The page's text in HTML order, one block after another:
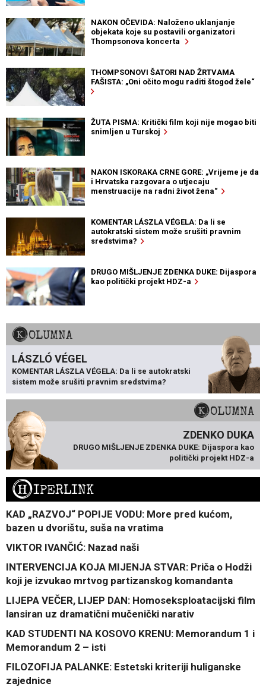
NAKON OČEVIDA: Naloženo uklanjanje
objekata koje su postavili organizatori
Thompsonova koncerta
THOMPSONOVI ŠATORI NAD ŽRTVAMA
FAŠISTA: „Oni očito mogu raditi štogod žele“
ŽUTA PISMA: Kritički film koji nije mogao biti
snimljen u Turskoj
NAKON ISKORAKA CRNE GORE: „Vrijeme je da
i Hrvatska razgovara o utjecaju
menstruacije na radni život žena“
KOMENTAR LÁSZLA VÉGELA: Da li se
autokratski sistem može srušiti pravnim
sredstvima?
DRUGO MIŠLJENJE ZDENKA DUKE: Dijaspora
kao politički projekt HDZ-a
KOLUMNA
LÁSZLÓ VÉGEL
KOMENTAR LÁSZLA VÉGELA: Da li se autokratski
sistem može srušiti pravnim sredstvima?
KOLUMNA
ZDENKO DUKA
DRUGO MIŠLJENJE ZDENKA DUKE: Dijaspora kao
politički projekt HDZ-a
HIPERLINK
KAD „RAZVOJ“ POPIJE VODU: More pred kućom,
bazen u dvorištu, suša na vratima
VIKTOR IVANČIĆ: Nazad naši
INTERVENCIJA KOJA MIJENJA STVAR: Priča o Hodži
koji je izvukao mrtvog partizanskog komandanta
LIJEPA VEČER, LIJEP DAN: Homoseksploatacijski film
lansiran uz dramatični mučenički narativ
KAD STUDENTI NA KOSOVO KRENU: Memorandum 1 i
Memorandum 2 – isti
FILOZOFIJA PALANKE: Estetski kriteriji huliganske
zajednice